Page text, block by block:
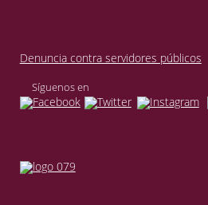
Denuncia contra servidores públicos
Síguenos en